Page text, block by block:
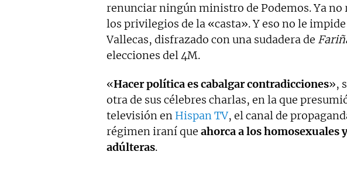
renunciar ningún ministro de Podemos. Ya no
los privilegios de la «casta». Y eso no le
Vallecas, disfrazado con una sudadera de
elecciones del 4M.
«Hacer política es cabalgar contradicciones»,
otra de sus célebres charlas, en la que
televisión en Hispan TV, el canal de
régimen iraní que ahorca a los homosexuales
adúlteras.